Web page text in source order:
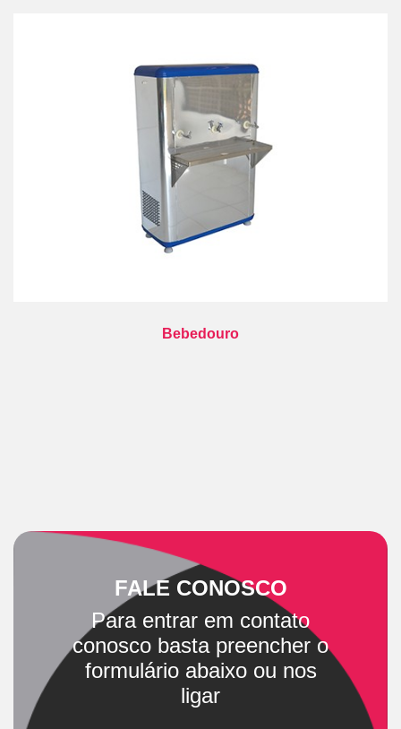
Bebedouro
FALE CONOSCO
Para entrar em contato
conosco basta preencher o
formulário abaixo ou nos
ligar